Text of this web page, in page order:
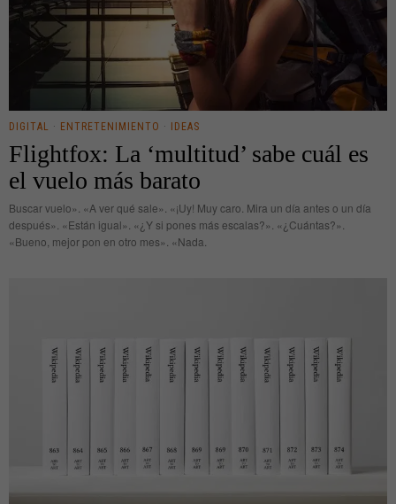
DIGITAL · ENTRETENIMIENTO · IDEAS
Flightfox: La ‘multitud’ sabe cuál es
el vuelo más barato
Buscar vuelo». «A ver qué sale». «¡Uy! Muy caro. Mira un día antes o un día
después». «Están igual». «¿Y si pones más escalas?». «¿Cuántas?».
«Bueno, mejor pon en otro mes». «Nada.